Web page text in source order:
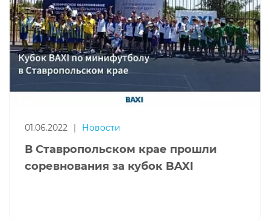
01.06.2022 | Новости
В Ставропольском крае прошли
соревнования за кубок BAXI